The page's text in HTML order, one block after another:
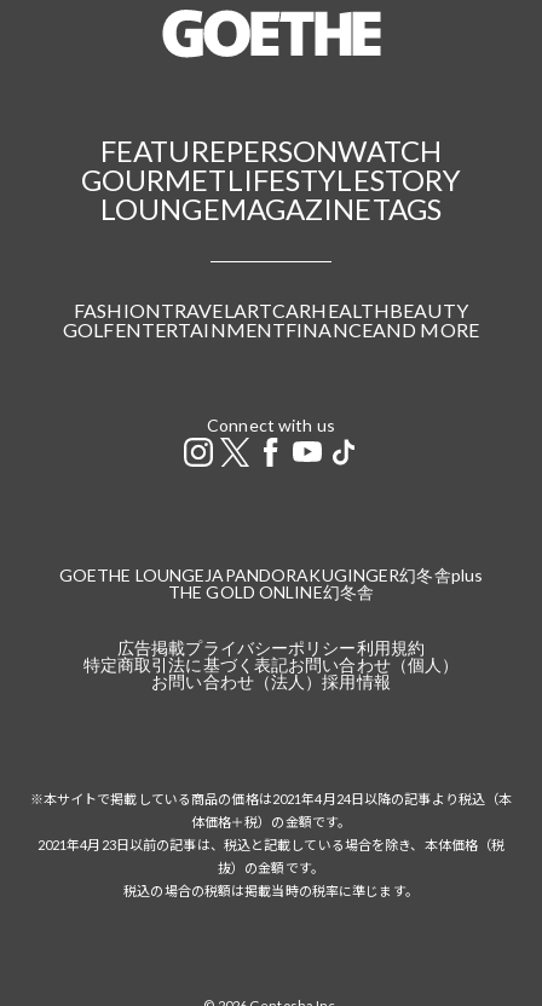
FEATUREPERSONWATCH
GOURMETLIFESTYLESTORY
LOUNGEMAGAZINETAGS
FASHIONTRAVELARTCARHEALTHBEAUTY
GOLFENTERTAINMENTFINANCEAND MORE
Connect with us
GOETHE LOUNGE JAPANDORAKUGINGER幻冬舎plus
THE GOLD ONLINE幻冬舎
広告掲載プライバシーポリシー利用規約
特定商取引法に基づく表記お問い合わせ（個人）
お問い合わせ（法人）採用情報
※本サイトで掲載している商品の価格は2021年4月24日以降の記事より税込（本
体価格＋税）の金額です。
2021年4月23日以前の記事は、税込と記載している場合を除き、本体価格（税
抜）の金額です。
税込の場合の税額は掲載当時の税率に準じます。